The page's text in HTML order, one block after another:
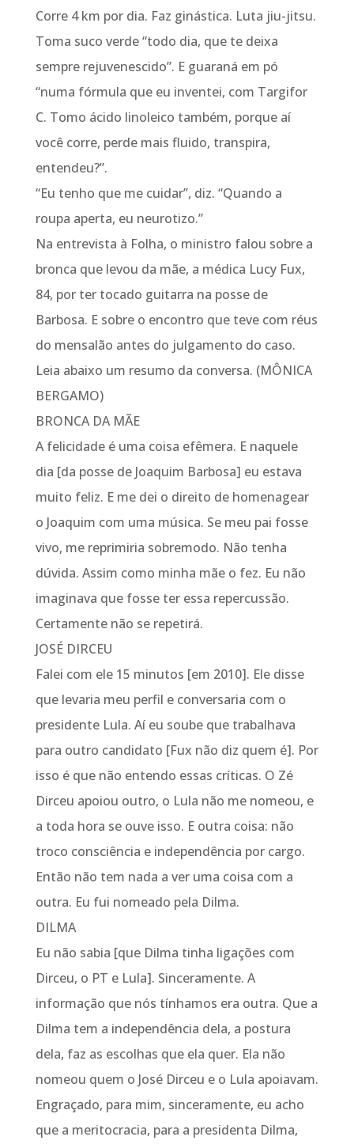
Corre 4 km por dia. Faz ginástica. Luta jiu-jitsu.
Toma suco verde “todo dia, que te deixa
sempre rejuvenescido”. E guaraná em pó
“numa fórmula que eu inventei, com Targifor
C. Tomo ácido linoleico também, porque aí
você corre, perde mais fluido, transpira,
entendeu?”.
“Eu tenho que me cuidar”, diz. “Quando a
roupa aperta, eu neurotizo.”
Na entrevista à Folha, o ministro falou sobre a
bronca que levou da mãe, a médica Lucy Fux,
84, por ter tocado guitarra na posse de
Barbosa. E sobre o encontro que teve com réus
do mensalão antes do julgamento do caso.
Leia abaixo um resumo da conversa. (MÔNICA
BERGAMO)
BRONCA DA MÃE
A felicidade é uma coisa efêmera. E naquele
dia [da posse de Joaquim Barbosa] eu estava
muito feliz. E me dei o direito de homenagear
o Joaquim com uma música. Se meu pai fosse
vivo, me reprimiria sobremodo. Não tenha
dúvida. Assim como minha mãe o fez. Eu não
imaginava que fosse ter essa repercussão.
Certamente não se repetirá.
JOSÉ DIRCEU
Falei com ele 15 minutos [em 2010]. Ele disse
que levaria meu perfil e conversaria com o
presidente Lula. Aí eu soube que trabalhava
para outro candidato [Fux não diz quem é]. Por
isso é que não entendo essas críticas. O Zé
Dirceu apoiou outro, o Lula não me nomeou, e
a toda hora se ouve isso. E outra coisa: não
troco consciência e independência por cargo.
Então não tem nada a ver uma coisa com a
outra. Eu fui nomeado pela Dilma.
DILMA
Eu não sabia [que Dilma tinha ligações com
Dirceu, o PT e Lula]. Sinceramente. A
informação que nós tínhamos era outra. Que a
Dilma tem a independência dela, a postura
dela, faz as escolhas que ela quer. Ela não
nomeou quem o José Dirceu e o Lula apoiavam.
Engraçado, para mim, sinceramente, eu acho
que a meritocracia, para a presidenta Dilma,